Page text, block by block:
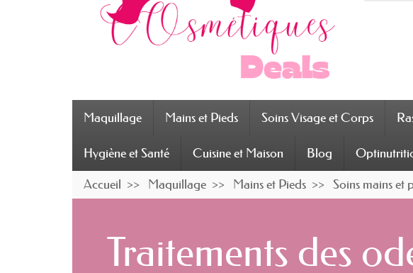
Maquillage Mains et Pieds Soins Visage et Corps
Hygiène et Santé Cuisine et Maison Blog
Accueil Maquillage Mains et Pieds Soins mains et
Traitements des